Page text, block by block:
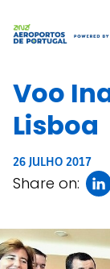
Voo
Lisboa
26 JULHO 2017
Share on: